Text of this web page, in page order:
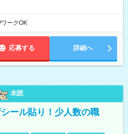
あります！ 12：00～16：00 ＊9/6～
ークOK
応募する 詳細へ
未読
ール貼り！少人数の職